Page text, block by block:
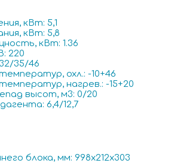
кВт: 5,1
кВт: 5,8
кВт: 1.36
220
35/46
охл.: -10+46
нагрев.: -15+20
высот, м3: 0/20
6,4/12,7
блока, мм: 998x212x303